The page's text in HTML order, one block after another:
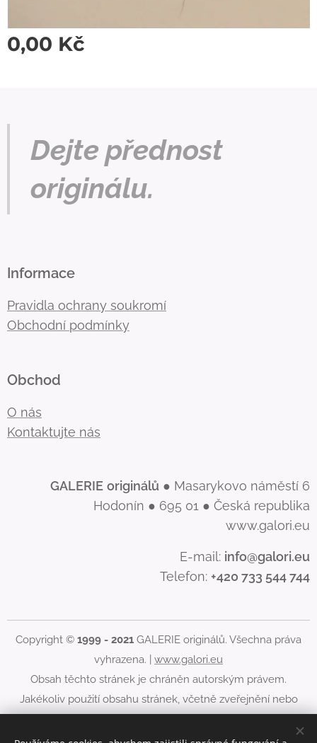
0,00 Kč
Dejte přednost
originálu.
Informace
Pravidla ochrany soukromí
Obchodní podmínky
Obchod
O nás
Kontaktujte nás
GALERIE originálů ● Masarykovo náměstí 6
Hodonín ● 695 01 ● Česká republika
www.galori.eu
E-mail: info@galori.eu
Telefon: +420 733 544 744
Copyright © 1999 - 2021 GALERIE originálů. Všechna práva
vyhrazena. | www.galori.eu
Obsah těchto stránek je chráněn autorským právem.
Jakékoliv použití obsahu stránek, včetně zveřejnění nebo
GALERIE originálů zakázáno.